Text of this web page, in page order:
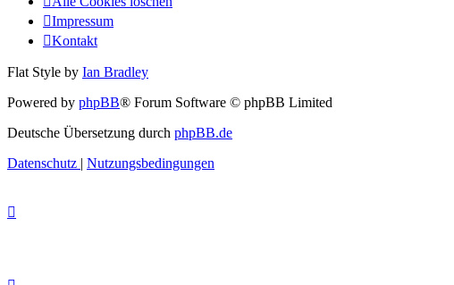
Impressum
Kontakt
Flat Style by Ian Bradley
Powered by phpBB® Forum Software © phpBB Limited
Deutsche Übersetzung durch phpBB.de
Datenschutz | Nutzungsbedingungen